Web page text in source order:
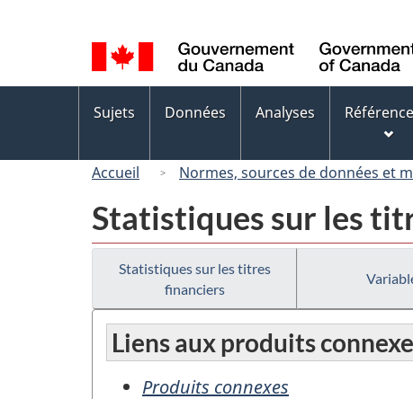
de
la
langue
des
Sujets Données Analyses
Accueil Normes, sources de données et
Statistiques sur les
Statistiques sur les titres
financiers
Liens aux produits
Produits connexes